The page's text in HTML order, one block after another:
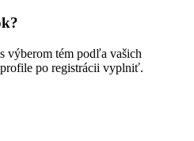
výberom tém podľa vašich
po registrácii vyplniť.